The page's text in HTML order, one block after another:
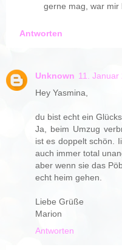
gerne mag, war mir
Antworten
Unknown 11. Januar
Hey Yasmina,
du bist echt ein
Ja, beim Umzug
ist es doppelt schön.
auch immer total
aber wenn sie das
echt heim gehen.
Liebe Grüße
Marion
Antworten